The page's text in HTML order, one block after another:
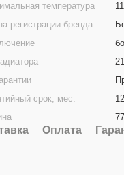
температура
регистрации бренда
срок, мес.
77
Оплата